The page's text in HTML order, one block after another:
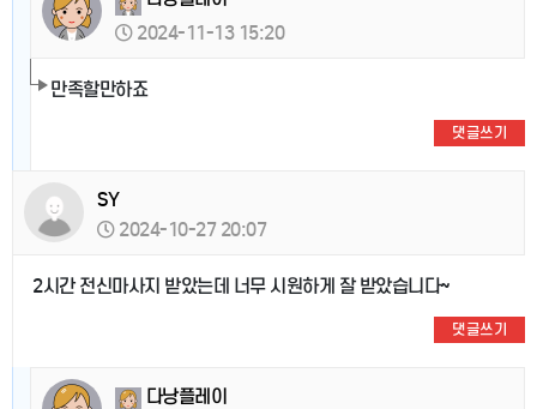
2024-11-13 15:20
만족할만하죠
댓글쓰기
SY
2024-10-27 20:07
2시간 전신마사지 받았는데 너무 시원하게 잘 받았습니다~
댓글쓰기
다낭플레이